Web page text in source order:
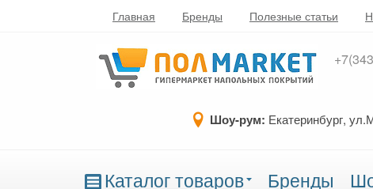
Главная Бренды Полезные статьи
Шоу-рум: Екатеринбург,
Каталог товаров Бренды